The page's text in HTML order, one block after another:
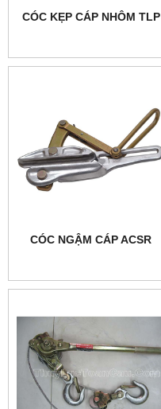
CÓC KẸP CÁP NHÔM TLP
CÓC NGẬM CÁP ACSR